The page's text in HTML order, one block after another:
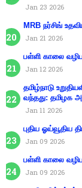
Jan 23 2026
MRB நர்சிங்
Jan 21 2026
பள்ளி காலை
Jan 12 2026
தமிழ்நாடு
வந்தது: தமிழக
Jan 11 2026
புதிய ஓய்வூதிய
Jan 09 2026
பள்ளி காலை
Jan 09 2026